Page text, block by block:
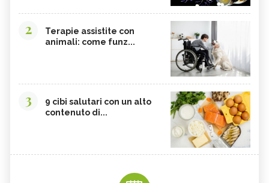
2
Terapie assistite con
animali: come funz...
3
9 cibi salutari con un alto
contenuto di...